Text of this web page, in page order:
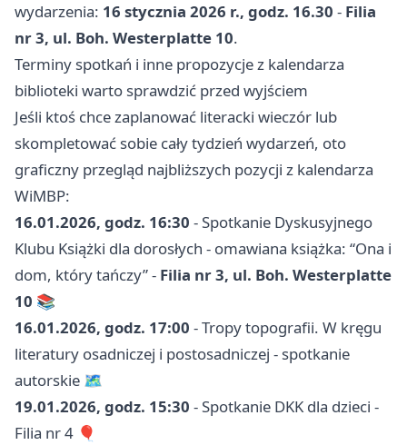
wydarzenia: 16 stycznia 2026 r., godz. 16.30 - Filia
nr 3, ul. Boh. Westerplatte 10.
Terminy spotkań i inne propozycje z kalendarza
biblioteki warto sprawdzić przed wyjściem
Jeśli ktoś chce zaplanować literacki wieczór lub
skompletować sobie cały tydzień wydarzeń, oto
graficzny przegląd najbliższych pozycji z kalendarza
WiMBP:
16.01.2026, godz. 16:30 - Spotkanie Dyskusyjnego
Klubu Książki dla dorosłych - omawiana książka: “Ona i
dom, który tańczy” - Filia nr 3, ul. Boh. Westerplatte
10 📚
16.01.2026, godz. 17:00 - Tropy topografii. W kręgu
literatury osadniczej i postosadniczej - spotkanie
autorskie 🗺️
19.01.2026, godz. 15:30 - Spotkanie DKK dla dzieci -
Filia nr 4 🎈